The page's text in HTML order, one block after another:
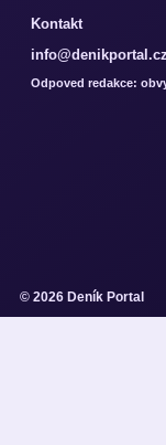
Kontakt
info@denikportal.cz
Odpoved redakce:
© 2026 Deník Portal